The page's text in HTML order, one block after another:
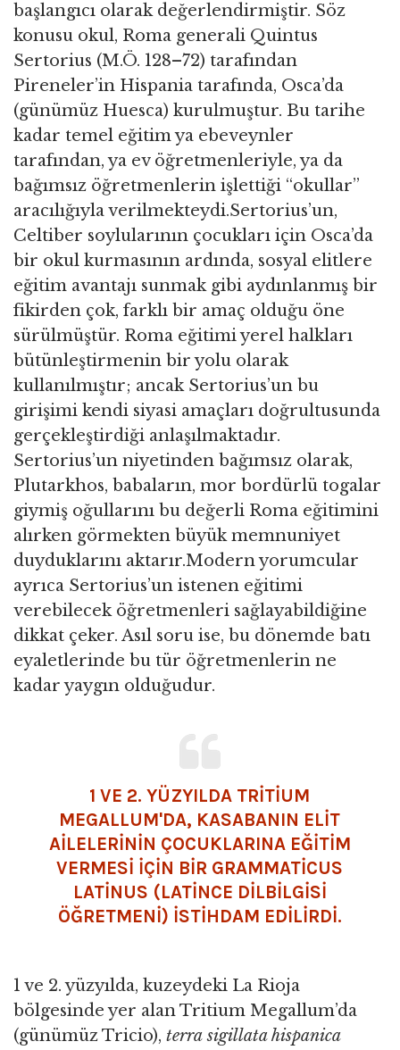
başlangıcı olarak değerlendirmiştir. Söz
konusu okul, Roma generali Quintus
Sertorius (M.Ö. 128–72) tarafından
Pireneler’in Hispania tarafında, Osca’da
(günümüz Huesca) kurulmuştur. Bu tarihe
kadar temel eğitim ya ebeveynler
tarafından, ya ev öğretmenleriyle, ya da
bağımsız öğretmenlerin işlettiği “okullar”
aracılığıyla verilmekteydi.Sertorius’un,
Celtiber soylularının çocukları için Osca’da
bir okul kurmasının ardında, sosyal elitlere
eğitim avantajı sunmak gibi aydınlanmış bir
fikirden çok, farklı bir amaç olduğu öne
sürülmüştür. Roma eğitimi yerel halkları
bütünleştirmenin bir yolu olarak
kullanılmıştır; ancak Sertorius’un bu
girişimi kendi siyasi amaçları doğrultusunda
gerçekleştirdiği anlaşılmaktadır.
Sertorius’un niyetinden bağımsız olarak,
Plutarkhos, babaların, mor bordürlü togalar
giymiş oğullarını bu değerli Roma eğitimini
alırken görmekten büyük memnuniyet
duyduklarını aktarır.Modern yorumcular
ayrıca Sertorius’un istenen eğitimi
verebilecek öğretmenleri sağlayabildiğine
dikkat çeker. Asıl soru ise, bu dönemde batı
eyaletlerinde bu tür öğretmenlerin ne
kadar yaygın olduğudur.
1 VE 2. YÜZYILDA TRITIUM
MEGALLUM'DA, KASABANIN ELIT
AILELERININ ÇOCUKLARINA EĞITIM
VERMESI IÇIN BIR GRAMMATICUS
LATINUS (LATINCE DILBILGISI
ÖĞRETMENI) ISTIHDAM EDILIRDI.
1 ve 2. yüzyılda, kuzeydeki La Rioja
bölgesinde yer alan Tritium Megallum’da
(günümüz Tricio), terra sigillata hispanica